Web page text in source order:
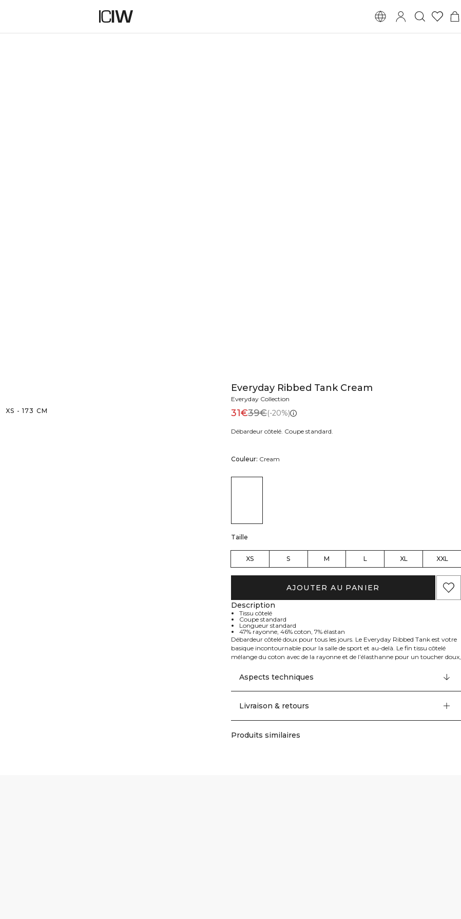
XS - 173 CM
Everyday Ribbed Tank Cream
Everyday Collection
31€39€(-20%)
Débardeur côtelé. Coupe standard.
Couleur: Cream
Taille
XS S M L XL XXL
AJOUTER AU PANIER
Description
Tissu côtelé
Coupe standard
Longueur standard
47% rayonne, 46% coton, 7% élastan
Débardeur côtelé doux pour tous les jours. Le Everyday Ribbed Tank est votre
basique incontournable pour la salle de sport et au-delà. Le fin tissu côtelé
mélange du coton avec de la rayonne et de l’élasthanne pour un toucher doux,
avec une coupe standard et une longueur standard, et fini par un discret logo
ICIW, il se superpose facilement ou se porte parfaitement seul. 47% Rayonne,
46% Coton, 7% Élasthanne.
Aspects techniques
Livraison & retours
Produits similaires